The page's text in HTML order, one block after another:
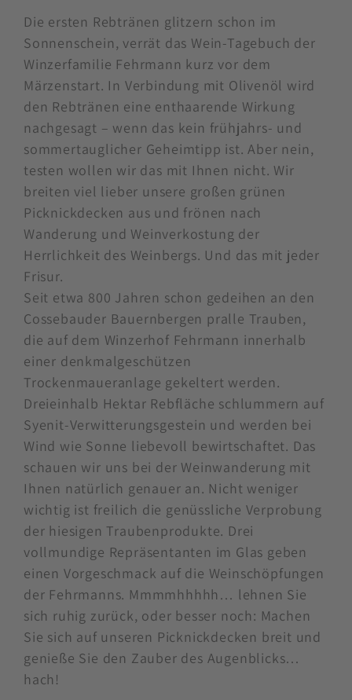
Die ersten Rebtränen glitzern schon im
Sonnenschein, verrät das Wein-Tagebuch der
Winzerfamilie Fehrmann kurz vor dem
Märzenstart. In Verbindung mit Olivenöl wird
den Rebtränen eine enthaarende Wirkung
nachgesagt – wenn das kein frühjahrs- und
sommertauglicher Geheimtipp ist. Aber nein,
testen wollen wir das mit Ihnen nicht. Wir
breiten viel lieber unsere großen grünen
Picknickdecken aus und frönen nach
Wanderung und Weinverkostung der
Herrlichkeit des Weinbergs. Und das mit jeder
Frisur.
Seit etwa 800 Jahren schon gedeihen an den
Cossebauder Bauernbergen pralle Trauben,
die auf dem Winzerhof Fehrmann innerhalb
einer denkmalgeschützen
Trockenmaueranlage gekeltert werden.
Dreieinhalb Hektar Rebfläche schlummern auf
Syenit-Verwitterungsgestein und werden bei
Wind wie Sonne liebevoll bewirtschaftet. Das
schauen wir uns bei der Weinwanderung mit
Ihnen natürlich genauer an. Nicht weniger
wichtig ist freilich die genüssliche Verprobung
der hiesigen Traubenprodukte. Drei
vollmundige Repräsentanten im Glas geben
einen Vorgeschmack auf die Weinschöpfungen
der Fehrmanns. Mmmmhhhhh… lehnen Sie
sich ruhig zurück, oder besser noch: Machen
Sie sich auf unseren Picknickdecken breit und
genieße Sie den Zauber des Augenblicks…
hach!